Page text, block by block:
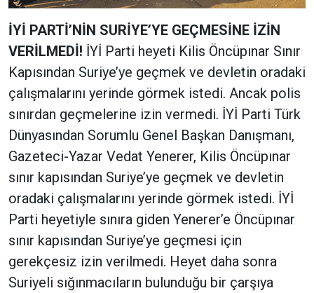
İYİ PARTİ’NİN SURİYE’YE GEÇMESİNE İZİN
VERİLMEDİ! İYİ Parti heyeti Kilis Öncüpınar Sınır
Kapısından Suriye’ye geçmek ve devletin oradaki
çalışmalarını yerinde görmek istedi. Ancak polis
sınırdan geçmelerine izin vermedi. İYİ Parti Türk
Dünyasından Sorumlu Genel Başkan Danışmanı,
Gazeteci-Yazar Vedat Yenerer, Kilis Öncüpınar
sınır kapısından Suriye’ye geçmek ve devletin
oradaki çalışmalarını yerinde görmek istedi. İYİ
Parti heyetiyle sınıra giden Yenerer’e Öncüpınar
sınır kapısından Suriye’ye geçmesi için
gerekçesiz izin verilmedi. Heyet daha sonra
Suriyeli sığınmacıların bulunduğu bir çarşıya